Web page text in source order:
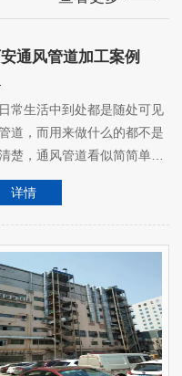
通风管道加工案例
常生活中到处都是随处可见
道，而用来做什么的都不是
楚，通风管道看似简简单
实际每一个看起粗陋的管
，都是由多个不同的功能组
能够实现建筑对通风及连带
项需求，使用起来才更为便
。众达通
详情